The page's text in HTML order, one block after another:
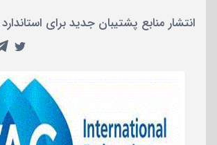
انتشار منابع پشتیبان جدید برای